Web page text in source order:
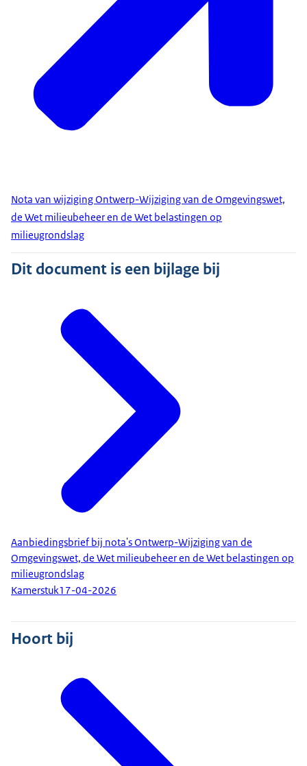
Nota van wijziging Ontwerp-Wijziging van de Omgevingswet,
de Wet milieubeheer en de Wet belastingen op
milieugrondslag
Dit document is een bijlage bij
Aanbiedingsbrief bij nota's Ontwerp-Wijziging van de
Omgevingswet, de Wet milieubeheer en de Wet belastingen op
milieugrondslag
Kamerstuk17-04-2026
Hoort bij